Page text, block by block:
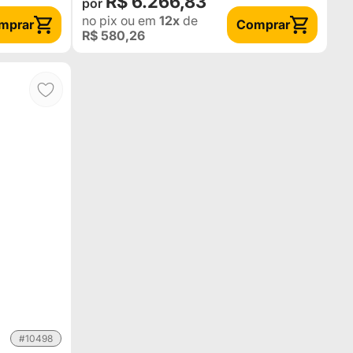
no pix ou em 12xde
R$ 580,26
Comprar
#10498